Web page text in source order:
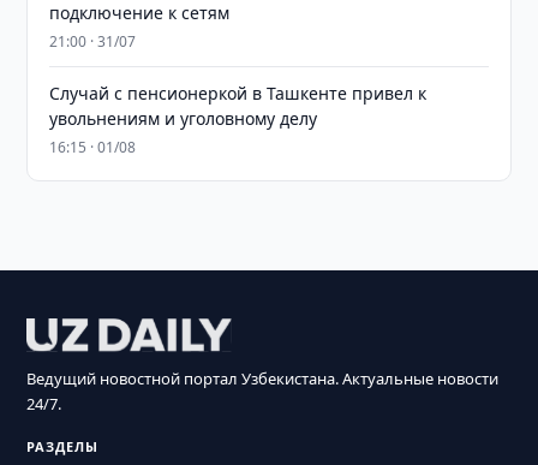
подключение к сетям
21:00 · 31/07
Случай с пенсионеркой в Ташкенте привел к
увольнениям и уголовному делу
16:15 · 01/08
Ведущий новостной портал Узбекистана. Актуальные новости
24/7.
РАЗДЕЛЫ